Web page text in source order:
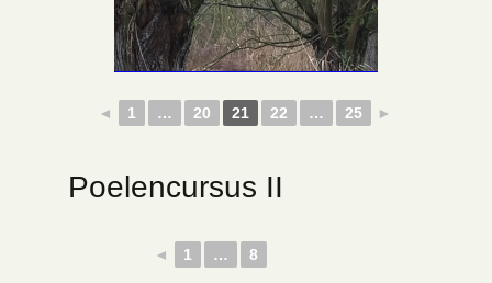
◄ 1 … 20 21 22 … 25 ►
Poelencursus II
◄ 1 … 8